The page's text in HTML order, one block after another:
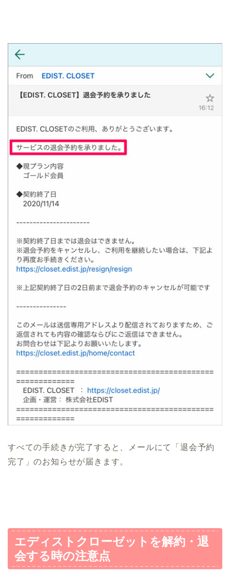
すべての手続きが完了すると、メールにて「退会予約
完了」のお知らせが届きます。
エディストクローゼットを解約・退
会する時の注意点